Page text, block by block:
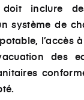
inclure
système de
l’accès
des